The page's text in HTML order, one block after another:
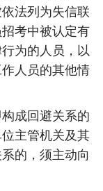
法列为失信联
考中被认定有
为的人员，以
人员的其他情
成回避关系的
主管机关及其
的，须主动向